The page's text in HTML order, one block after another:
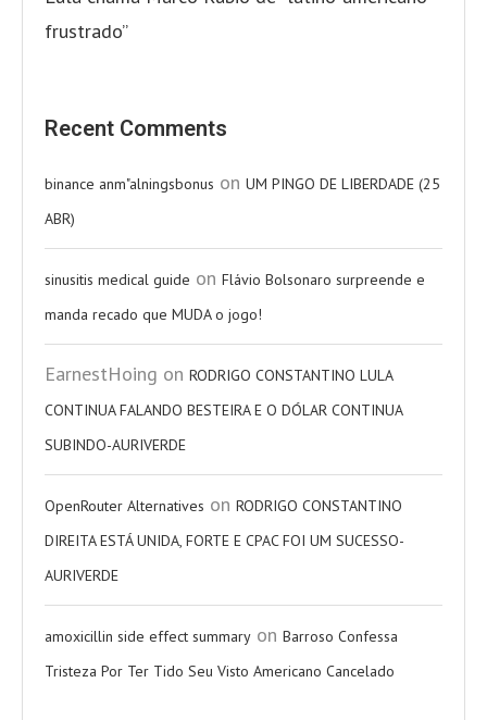
frustrado”
Recent Comments
binance anm"alningsbonus on UM PINGO DE LIBERDADE (25
ABR)
sinusitis medical guide on Flávio Bolsonaro surpreende e
manda recado que MUDA o jogo!
EarnestHoing on RODRIGO CONSTANTINO LULA
CONTINUA FALANDO BESTEIRA E O DÓLAR CONTINUA
SUBINDO-AURIVERDE
OpenRouter Alternatives on RODRIGO CONSTANTINO
DIREITA ESTÁ UNIDA, FORTE E CPAC FOI UM SUCESSO-
AURIVERDE
amoxicillin side effect summary on Barroso Confessa
Tristeza Por Ter Tido Seu Visto Americano Cancelado